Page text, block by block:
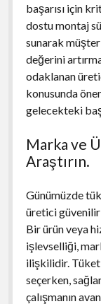
başarısı için
dostu montaj
sunarak
değerini
odaklanan
konusunda
gelecekteki
Marka ve
Araştırın.
Günümüzde
üretici
Bir ürün veya
işlevselliği,
ilişkilidir.
seçerken,
çalışmanın